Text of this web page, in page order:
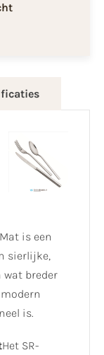
is een
sierlijke,
wat breder
is.
Het SR-